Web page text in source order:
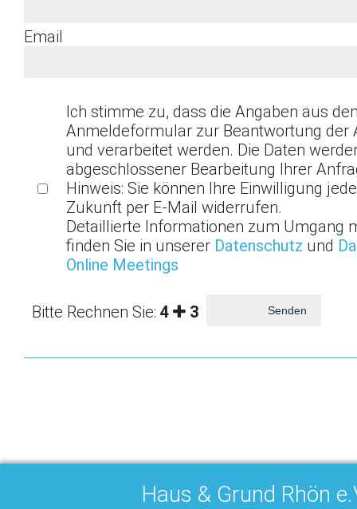
Email
Ich stimme zu, dass die Angaben aus
Anmeldeformular zur Beantwortung der
und verarbeitet werden. Die Daten
abgeschlossener Bearbeitung Ihrer
Hinweis: Sie können Ihre Einwilligung
Zukunft per E-Mail widerrufen.
Detaillierte Informationen zum Umgang
finden Sie in unserer Datenschutz und
Online Meetings
Bitte Rechnen Sie: 4 3
Haus & Grund Rhön